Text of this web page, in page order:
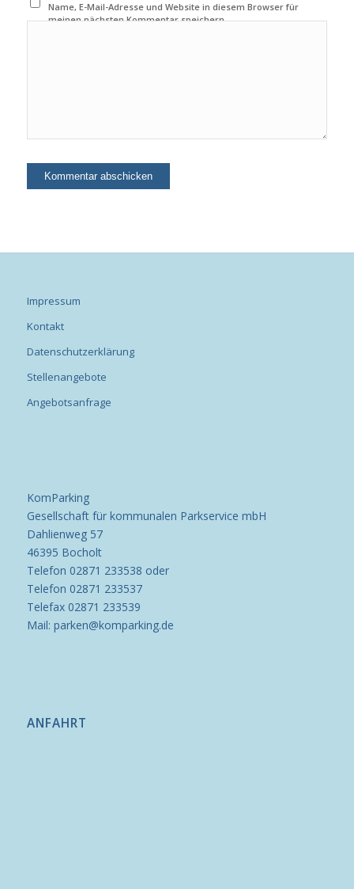
Name, E-Mail-Adresse und Website in diesem Browser für
meinen nächsten Kommentar speichern.
Impressum
Kontakt
Datenschutzerklärung
Stellenangebote
Angebotsanfrage
KomParking
Gesellschaft für kommunalen Parkservice mbH
Dahlienweg 57
46395 Bocholt
Telefon 02871 233538 oder
Telefon 02871 233537
Telefax 02871 233539
Mail: parken@komparking.de
ANFAHRT